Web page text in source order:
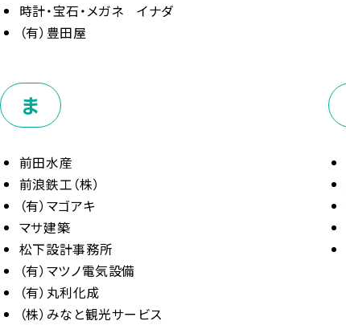
時計・宝石・メガネ イナダ
（有）豊田屋
ま
前田水産
前浪鉄工（株）
（有）マゴアキ
マサ建築
松下設計事務所
（有）マツノ電気設備
（有）丸利化成
（株）みなと観光サービス